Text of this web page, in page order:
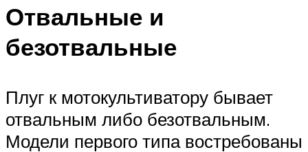
Отвальные и
безотвальные
Плуг к мотокультиватору бывает
отвальным либо безотвальным.
Модели первого типа востребованы